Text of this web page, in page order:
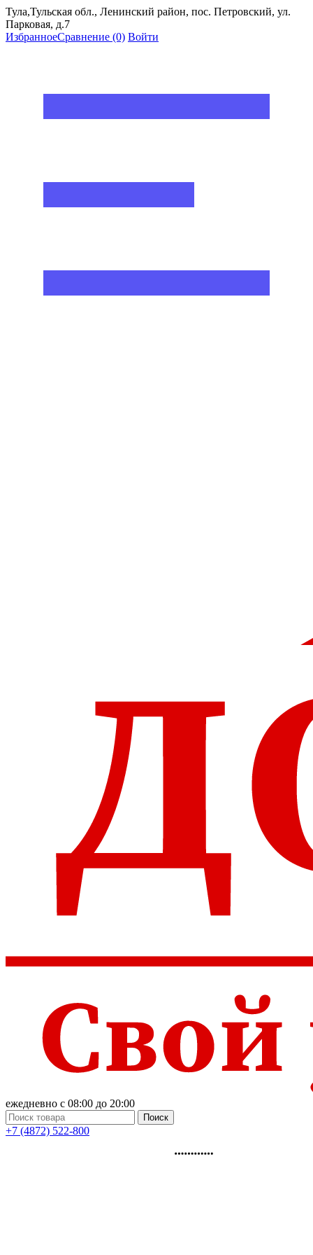
Тула,Тульская обл., Ленинский район, пос. Петровский, ул.
Парковая, д.7
ИзбранноеСравнение (0) Войти
ежедневно с 08:00 до 20:00
Поиск
+7 (4872) 522-800